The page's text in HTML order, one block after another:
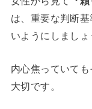
は、重要な判断
いようにしましょ
内心焦っていて
大切です。